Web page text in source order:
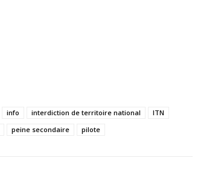
info interdiction de territoire national
ITN
peine secondaire pilote